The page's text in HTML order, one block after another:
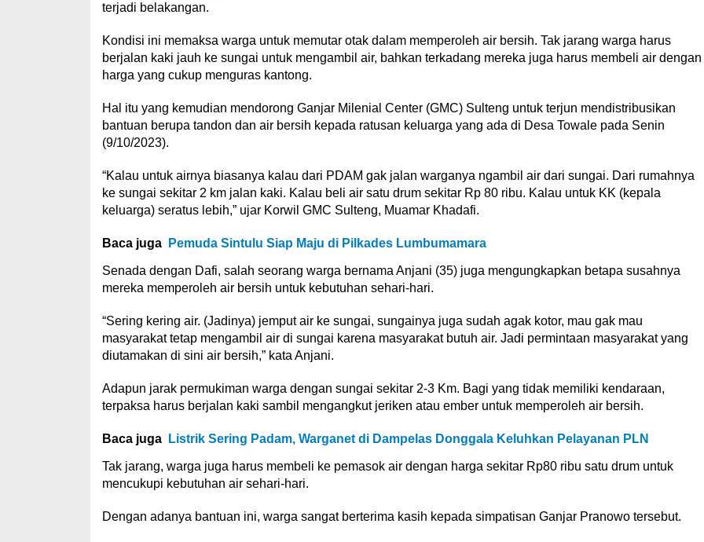
terjadi belakangan.
Kondisi ini memaksa warga untuk memutar otak dalam memperoleh air bersih. Tak jarang warga harus
berjalan kaki jauh ke sungai untuk mengambil air, bahkan terkadang mereka juga harus membeli air dengan
harga yang cukup menguras kantong.
Hal itu yang kemudian mendorong Ganjar Milenial Center (GMC) Sulteng untuk terjun mendistribusikan
bantuan berupa tandon dan air bersih kepada ratusan keluarga yang ada di Desa Towale pada Senin
(9/10/2023).
“Kalau untuk airnya biasanya kalau dari PDAM gak jalan warganya ngambil air dari sungai. Dari rumahnya
ke sungai sekitar 2 km jalan kaki. Kalau beli air satu drum sekitar Rp 80 ribu. Kalau untuk KK (kepala
keluarga) seratus lebih,” ujar Korwil GMC Sulteng, Muamar Khadafi.
Baca juga Pemuda Sintulu Siap Maju di Pilkades Lumbumamara
Senada dengan Dafi, salah seorang warga bernama Anjani (35) juga mengungkapkan betapa susahnya
mereka memperoleh air bersih untuk kebutuhan sehari-hari.
“Sering kering air. (Jadinya) jemput air ke sungai, sungainya juga sudah agak kotor, mau gak mau
masyarakat tetap mengambil air di sungai karena masyarakat butuh air. Jadi permintaan masyarakat yang
diutamakan di sini air bersih,” kata Anjani.
Adapun jarak permukiman warga dengan sungai sekitar 2-3 Km. Bagi yang tidak memiliki kendaraan,
terpaksa harus berjalan kaki sambil mengangkut jeriken atau ember untuk memperoleh air bersih.
Baca juga Listrik Sering Padam, Warganet di Dampelas Donggala Keluhkan Pelayanan PLN
Tak jarang, warga juga harus membeli ke pemasok air dengan harga sekitar Rp80 ribu satu drum untuk
mencukupi kebutuhan air sehari-hari.
Dengan adanya bantuan ini, warga sangat berterima kasih kepada simpatisan Ganjar Pranowo tersebut.